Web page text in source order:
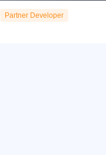
Partner Developer